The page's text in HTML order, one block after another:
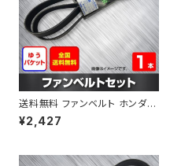
送料無料 ファンベルト ホンダ ラ
イフ 型式JB6 H15.09～H20.1
1 （国内トップメーカー） 1本 HA
¥2,427